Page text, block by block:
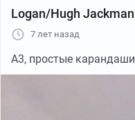
Logan/Hugh Jackman
7 лет назад
А3, простые карандаши